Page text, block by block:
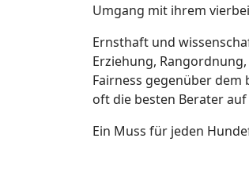
Umgang mit ihrem
Ernsthaft und
Erziehung,
Fairness gegenüber
oft die besten Berater
Ein Muss für jeden